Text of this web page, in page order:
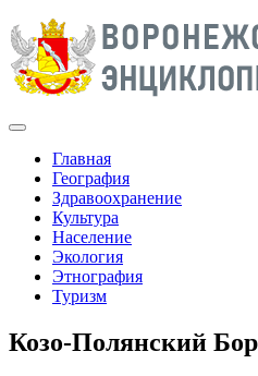
Главная
География
Здравоохранение
Культура
Население
Экология
Этнография
Туризм
Козо-Полянский